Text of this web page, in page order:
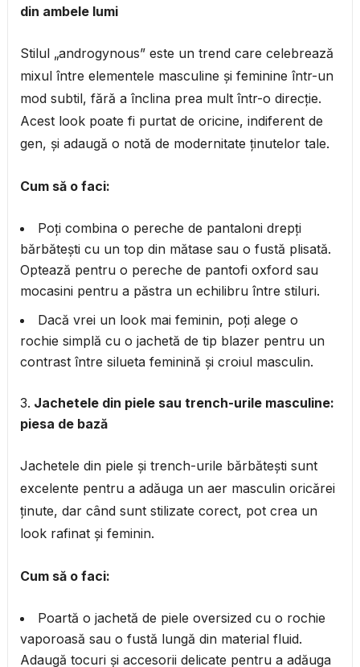
din ambele lumi
Stilul „androgynous” este un trend care celebrează
mixul între elementele masculine și feminine într-un
mod subtil, fără a înclina prea mult într-o direcție.
Acest look poate fi purtat de oricine, indiferent de
gen, și adaugă o notă de modernitate ținutelor tale.
Cum să o faci:
Poți combina o pereche de pantaloni drepți
bărbătești cu un top din mătase sau o fustă plisată.
Optează pentru o pereche de pantofi oxford sau
mocasini pentru a păstra un echilibru între stiluri.
Dacă vrei un look mai feminin, poți alege o
rochie simplă cu o jachetă de tip blazer pentru un
contrast între silueta feminină și croiul masculin.
Jachetele din piele sau trench-urile masculine:
piesa de bază
Jachetele din piele și trench-urile bărbătești sunt
excelente pentru a adăuga un aer masculin oricărei
ținute, dar când sunt stilizate corect, pot crea un
look rafinat și feminin.
Cum să o faci:
Poartă o jachetă de piele oversized cu o rochie
vaporoasă sau o fustă lungă din material fluid.
Adaugă tocuri și accesorii delicate pentru a adăuga